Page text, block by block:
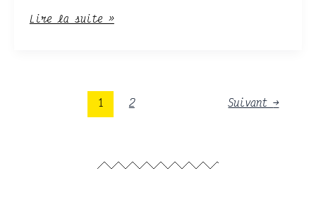
Lire la suite »
1 2 Suivant→